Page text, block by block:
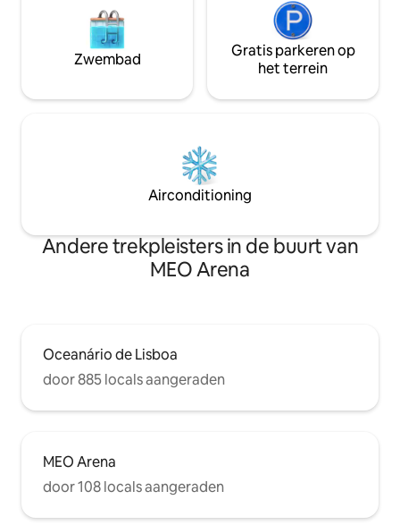
Zwembad
Gratis parkeren op
het terrein
Airconditioning
Andere trekpleisters in de buurt van
MEO Arena
Oceanário de Lisboa
door 885 locals aangeraden
MEO Arena
door 108 locals aangeraden